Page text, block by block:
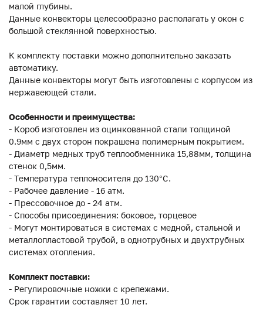
малой глубины.
Данные конвекторы целесообразно располагать у окон с
большой стеклянной поверхностью.
К комплекту поставки можно дополнительно заказать
автоматику.
Данные конвекторы могут быть изготовлены с корпусом из
нержавеющей стали.
Особенности и преимущества:
- Короб изготовлен из оцинкованной стали толщиной
0.9мм с двух сторон покрашена полимерным покрытием.
- Диаметр медных труб теплообменника 15,88мм, толщина
стенок 0,5мм.
- Температура теплоносителя до 130°C.
- Рабочее давление - 16 атм.
- Прессовочное до - 24 атм.
- Способы присоединения: боковое, торцевое
- Могут монтироваться в системах с медной, стальной и
металлопластовой трубой, в однотрубных и двухтрубных
системах отопления.
Комплект поставки:
- Регулировочные ножки с крепежами.
Срок гарантии составляет 10 лет.